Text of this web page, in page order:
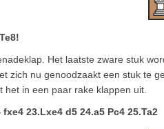
Het laatste zware stuk
zich nu genoodzaakt een stuk te
het in een paar rake klappen uit.
fxe4 23.Lxe4 d5 24.a5 Pc4 25.Ta2